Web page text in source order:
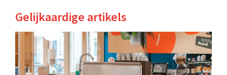
Gelijkaardige artikels